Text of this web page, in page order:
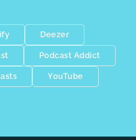
Deezer
Podcast Addict
YouTube